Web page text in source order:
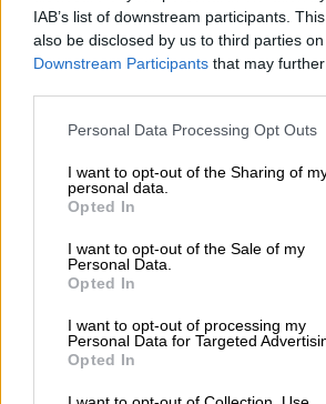
IAB’s list of downstream participants.
also be disclosed by us to third parties
Downstream Participants that may
Please note that this website/app uses
not limited to your visit or usage
grant or deny consent to Google and its
use your data for below specified
consent section.
Personal Data Processing Opt Outs
I want to opt-out of the Sharing of
personal data.
Opted In
I want to opt-out of the Sale of my
Personal Data.
Opted In
I want to opt-out of processing my
Personal Data for Targeted
Opted In
helposti
asiakirjoja
juridisilla
josta löydät kaikki
yritystoimintaan liittyvät
aina juristien laatimilla ja
sisällöillä.